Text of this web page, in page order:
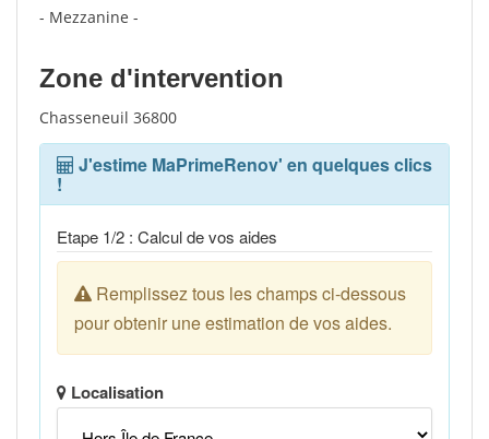
- Mezzanine -
Zone d'intervention
Chasseneuil 36800